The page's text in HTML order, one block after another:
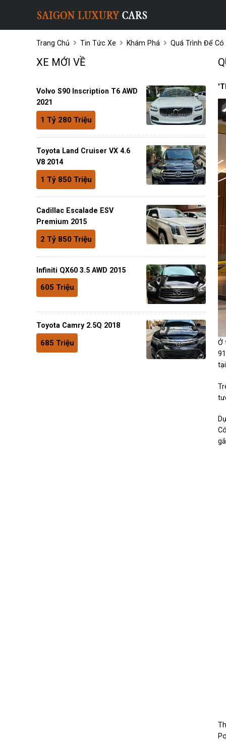
Trang Chủ Tin Tức Xe Khám Phá Quá Trình Để
Ở
XE MỚI VỀ
Volvo S90 Inscription T6 AWD
2021
1 Tỷ 280 Triệu
Toyota Land Cruiser VX 4.6
V8 2014
1 Tỷ 850 Triệu
Cadillac Escalade ESV
Premium 2015
2 Tỷ 850 Triệu
Infiniti QX60 3.5 AWD 2015
605 Triệu
Toyota Camry 2.5Q 2018
685 Triệu